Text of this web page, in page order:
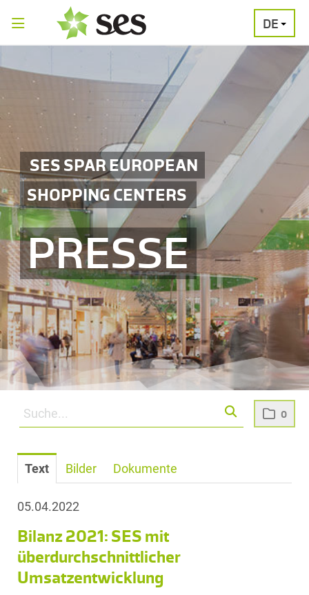
0
DE
SES SPAR EUROPEAN
SHOPPING CENTERS
PRESSE
PRESSEAUSSENDUNGEN
Text Bilder Dokumente
05.04.2022
Bilanz 2021: SES mit
überdurchschnittlicher
Umsatzentwicklung